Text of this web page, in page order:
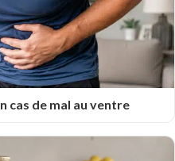
cas de mal au ventre